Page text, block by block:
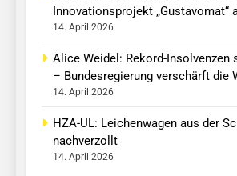
Innovationsprojekt „Gustavomat“
14. April 2026
Alice Weidel: Rekord-Insolvenzen
– Bundesregierung verschärft die
14. April 2026
HZA-UL: Leichenwagen aus der
nachverzollt
14. April 2026